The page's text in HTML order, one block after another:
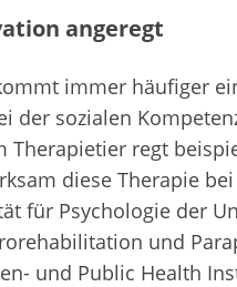
angeregt
immer häufiger
der sozialen
Therapietier regt
diese Therapie
für Psychologie der
und
und Public Health